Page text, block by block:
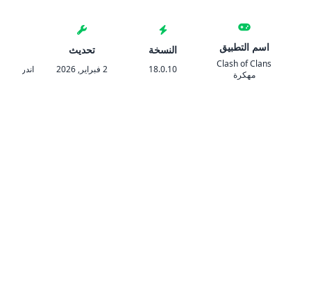
اسم التطبيق
Clash of Clans
مهكرة
النسخة
18.0.10
تحديث
2 فبراير, 2026 اندرويد 5.0 والأحدث